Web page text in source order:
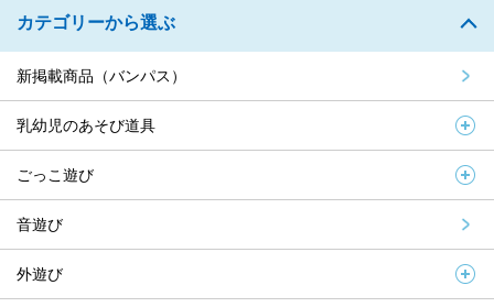
カテゴリーから選ぶ
新掲載商品（バンパス）
乳幼児のあそび道具
ごっこ遊び
音遊び
外遊び